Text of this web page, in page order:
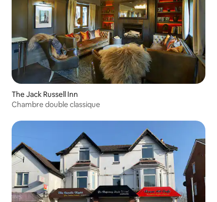
The Jack Russell Inn
Chambre double classique